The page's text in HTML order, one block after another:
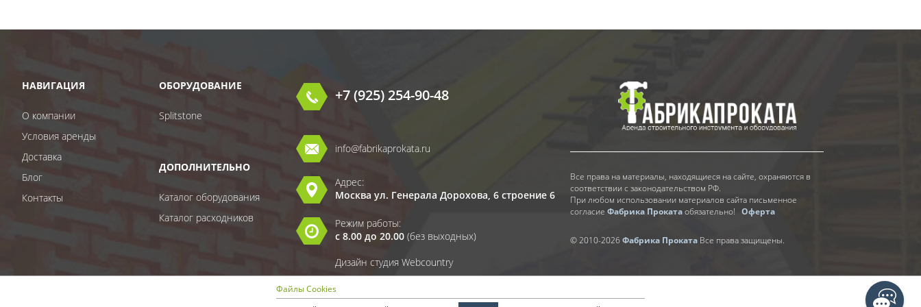
НАВИГАЦИЯ
О компании
Условия аренды
Доставка
Блог
Контакты
ОБОРУДОВАНИЕ
Splitstone
ДОПОЛНИТЕЛЬНО
Каталог оборудования
Каталог расходников
+7 (925) 254-90-48
info@fabrikaprokata.ru
Адрес:
Москва ул. Генерала Дорохова, 6 строение 6
Режим работы:
с 8.00 до 20.00 (без выходных)
Дизайн студия Webcountry
Все права на материалы, находящиеся на сайте, охраняются в
соответствии с законодательством РФ.
При любом использовании материалов сайта письменное
согласие Фабрика Прокатаобязательно! Оферта
© 2010-2026Фабрика Проката Все права защищены.
Файлы Cookies